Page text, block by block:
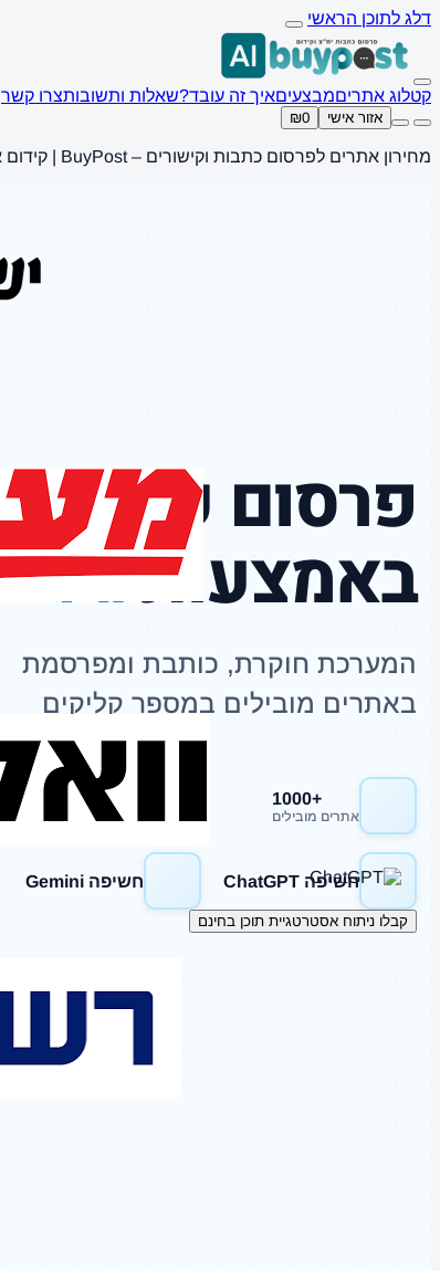
דלג לתוכן הראשי
קטלוג אתריםמבצעיםאיך זה עובד?שאלות ותשובותצרו קשר
אזור אישי ₪0
מחירון אתרים לפרסום כתבות וקישורים – BuyPost | קידום אתרים SEO
פרסום כתבות
באמצעותAI
המערכת חוקרת, כותבת ומפרסמת
באתרים מובילים במספר קליקים
+1000
אתרים מובילים
חשיפה Google
חשיפה ChatGPT חשיפה Gemini
קבלו ניתוח אסטרטגיית תוכן בחינם